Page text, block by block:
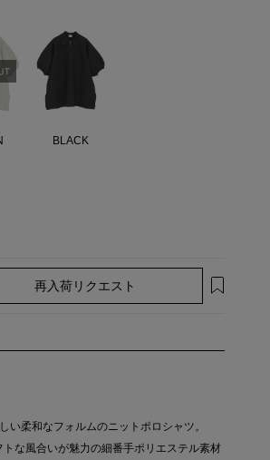
BLACK
再入荷リクエスト
い柔和なフォルムのニットポロシャツ。
な風合いが魅力の細番手ポリエステル素材